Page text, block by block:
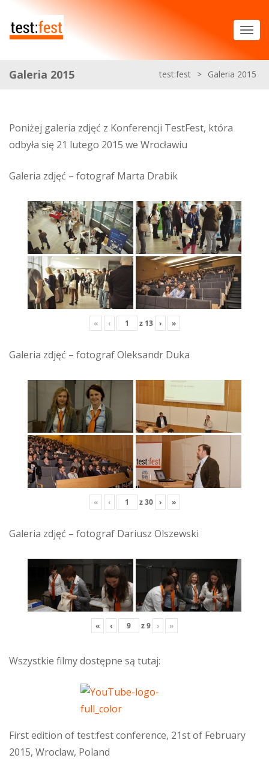
Galeria 2015 test:fest > Galeria 2015
Poniżej galeria zdjęć z Konferencji TestFest, która
odbyła się 21 lutego 2015 we Wrocławiu
Galeria zdjęć – fotograf Marta Drabik
« ‹ z 13 › »
Galeria zdjęć – fotograf Oleksandr Duka
« ‹ z30 › »
Galeria zdjęć – fotograf Dariusz Olszewski
« ‹ z9 › »
Wszystkie filmy dostępne są tutaj:
First edition of test:fest conference, 21st of February
2015, Wroclaw, Poland